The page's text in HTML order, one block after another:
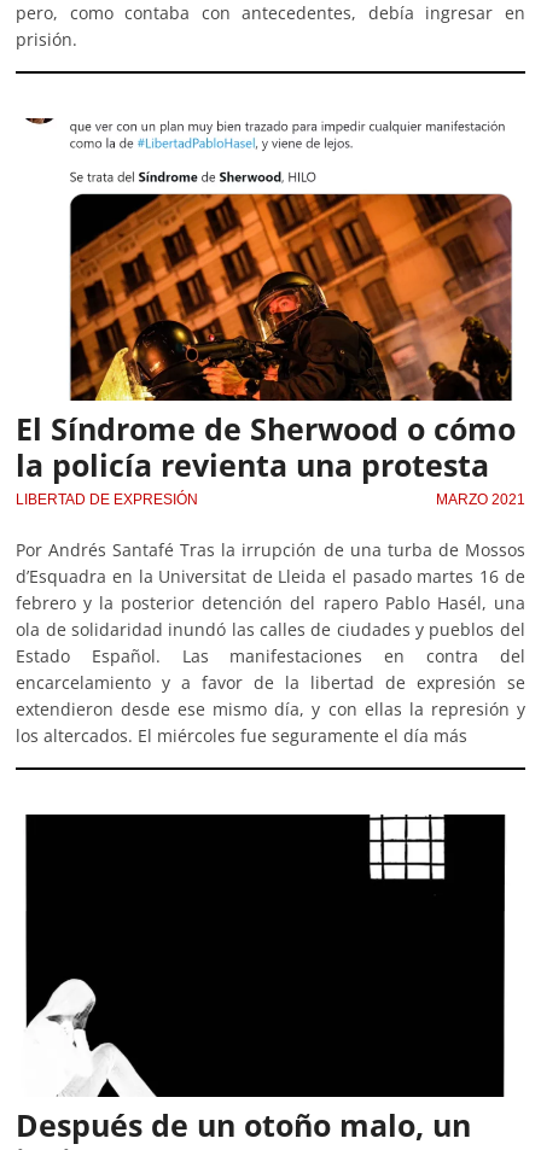
pero, como contaba con antecedentes, debía ingresar en
prisión.
El Síndrome de Sherwood o cómo
la policía revienta una protesta
LIBERTAD DE EXPRESIÓN MARZO 2021
Por Andrés Santafé Tras la irrupción de una turba de Mossos
d’Esquadra en la Universitat de Lleida el pasado martes 16 de
febrero y la posterior detención del rapero Pablo Hasél, una
ola de solidaridad inundó las calles de ciudades y pueblos del
Estado Español. Las manifestaciones en contra del
encarcelamiento y a favor de la libertad de expresión se
extendieron desde ese mismo día, y con ellas la represión y
los altercados. El miércoles fue seguramente el día más
Después de un otoño malo, un